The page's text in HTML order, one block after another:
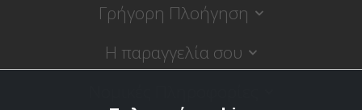
Γρήγορη Πλοήγηση
Η παραγγελία σου